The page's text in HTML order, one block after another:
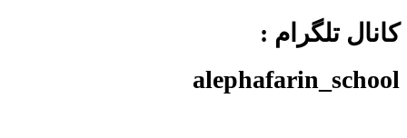
کانال تلگرام :
alephafarin_school